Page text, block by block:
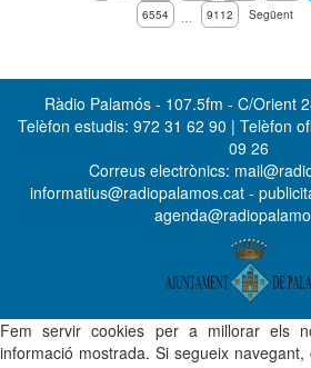
6554
… 9112 Següent
Ràdio Palamós - 107.5fm - C/Orient
Telèfon estudis: 972 31 62 90 | Telèfon
09 26
Correus electrònics:
informatius@radiopalamos.cat -
Fem servir cookies per a millorar els
informació mostrada. Si segueix